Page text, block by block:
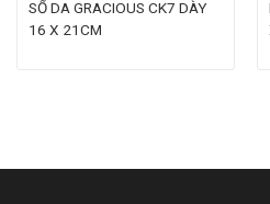
SỔ DA GRACIOUS CK7 DÀY
16 X 21CM